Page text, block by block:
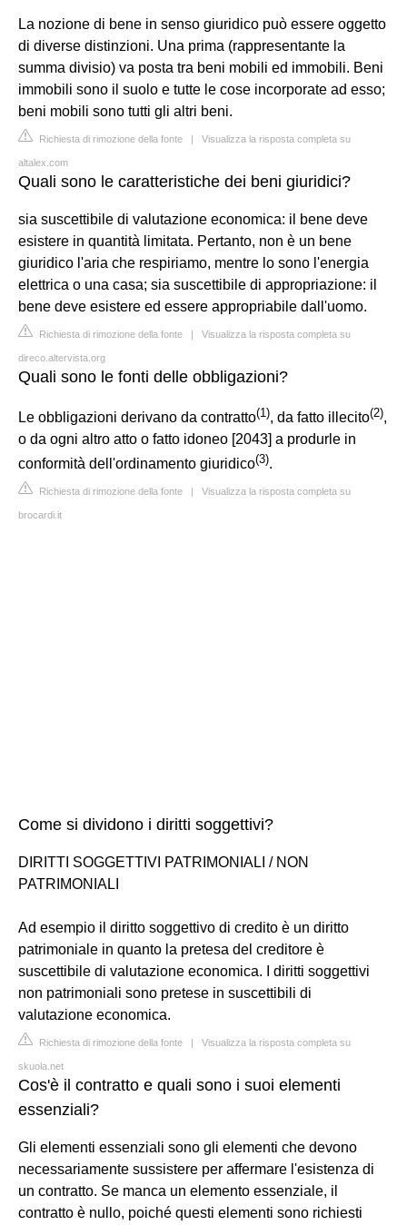
La nozione di bene in senso giuridico può essere oggetto
di diverse distinzioni. Una prima (rappresentante la
summa divisio) va posta tra beni mobili ed immobili. Beni
immobili sono il suolo e tutte le cose incorporate ad esso;
beni mobili sono tutti gli altri beni.
Richiesta di rimozione della fonte | Visualizza la risposta completa su
altalex.com
Quali sono le caratteristiche dei beni giuridici?
sia suscettibile di valutazione economica: il bene deve
esistere in quantità limitata. Pertanto, non è un bene
giuridico l'aria che respiriamo, mentre lo sono l'energia
elettrica o una casa; sia suscettibile di appropriazione: il
bene deve esistere ed essere appropriabile dall'uomo.
Richiesta di rimozione della fonte | Visualizza la risposta completa su
direco.altervista.org
Quali sono le fonti delle obbligazioni?
Le obbligazioni derivano da contratto(1), da fatto illecito(2),
o da ogni altro atto o fatto idoneo [2043] a produrle in
conformità dell'ordinamento giuridico(3).
Richiesta di rimozione della fonte | Visualizza la risposta completa su
brocardi.it
Come si dividono i diritti soggettivi?
DIRITTI SOGGETTIVI PATRIMONIALI / NON
PATRIMONIALI
Ad esempio il diritto soggettivo di credito è un diritto
patrimoniale in quanto la pretesa del creditore è
suscettibile di valutazione economica. I diritti soggettivi
non patrimoniali sono pretese in suscettibili di
valutazione economica.
Richiesta di rimozione della fonte | Visualizza la risposta completa su
skuola.net
Cos'è il contratto e quali sono i suoi elementi
essenziali?
Gli elementi essenziali sono gli elementi che devono
necessariamente sussistere per affermare l'esistenza di
un contratto. Se manca un elemento essenziale, il
contratto è nullo, poiché questi elementi sono richiesti